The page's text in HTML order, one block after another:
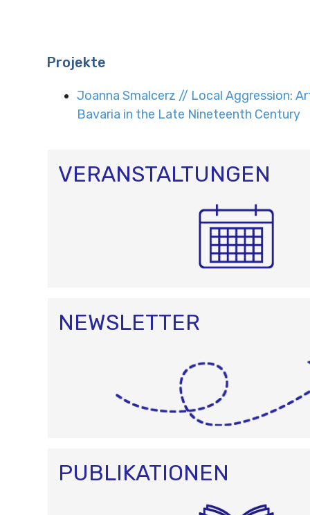
Projekte
Joanna Smalcerz // Local Aggression:
Bavaria in the Late Nineteenth Century
VERANSTALTUNGEN
NEWSLETTER
PUBLIKATIONEN